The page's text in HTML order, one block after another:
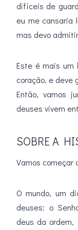
difíceis de
eu me cansaria
mas devo
Este é mais um
coração, e deve
Então, vamos
deuses vivem
SOBRE A
Vamos começar
O mundo, um
deuses: o
deus da